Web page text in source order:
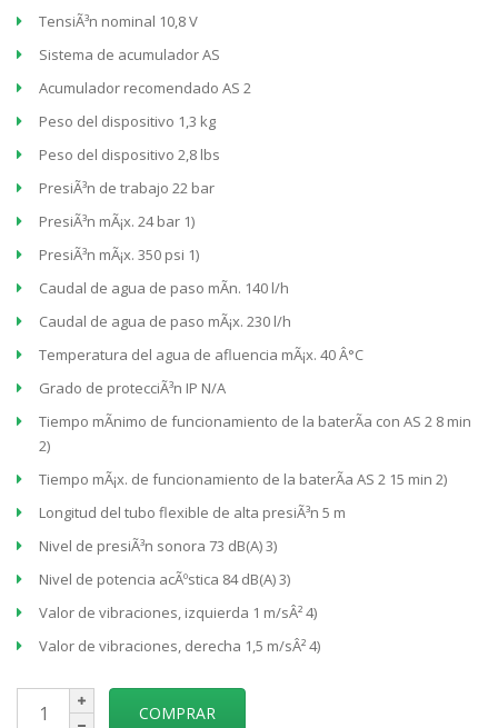
TensiÃ³n nominal 10,8 V
Sistema de acumulador AS
Acumulador recomendado AS 2
Peso del dispositivo 1,3 kg
Peso del dispositivo 2,8 lbs
PresiÃ³n de trabajo 22 bar
PresiÃ³n mÃ¡x. 24 bar 1)
PresiÃ³n mÃ¡x. 350 psi 1)
Caudal de agua de paso mÃ­n. 140 l/h
Caudal de agua de paso mÃ¡x. 230 l/h
Temperatura del agua de afluencia mÃ¡x. 40 Â°C
Grado de protecciÃ³n IP N/A
Tiempo mÃ­nimo de funcionamiento de la baterÃ­a con AS 2 8 min
2)
Tiempo mÃ¡x. de funcionamiento de la baterÃ­a AS 2 15 min 2)
Longitud del tubo flexible de alta presiÃ³n 5 m
Nivel de presiÃ³n sonora 73 dB(A) 3)
Nivel de potencia acÃºstica 84 dB(A) 3)
Valor de vibraciones, izquierda 1 m/sÂ² 4)
Valor de vibraciones, derecha 1,5 m/sÂ² 4)
COMPRAR